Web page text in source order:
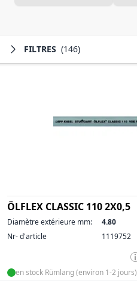
FILTRES (146)
ÖLFLEX CLASSIC 110 2X0,5
Diamètre extérieure mm:
4.80
Nr- d'article
1119752
en stock Rümlang (environ 1-2 jours)